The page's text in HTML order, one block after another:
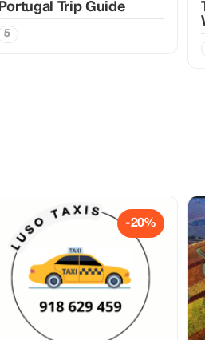
Portugal Trip Guide
5
-20%